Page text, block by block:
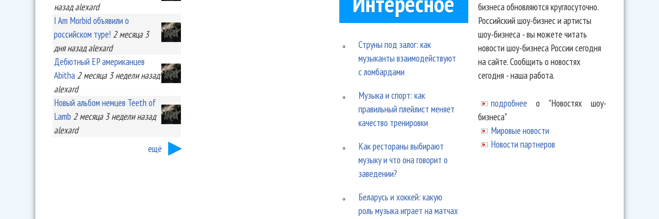
назад alexard
I Am Morbid объявили о
российском туре! 2 месяца 3
дняназад alexard
Дебютный EP американцев
Abitha 2 месяца 3 неделиназад
alexard
Новый альбом немцев Teeth of
Lamb 2 месяца 3 неделиназад
alexard
ещё
Струны под залог: как
музыканты взаимодействуют
с ломбардами
Музыка и спорт: как
правильный плейлист меняет
качество тренировки
Как рестораны выбирают
музыку и что она говорит о
заведении?
Беларусь и хоккей: какую
роль музыка играет на матчах
бизнеса обновляются круглосуточно.
Российский шоу-бизнес и артисты
шоу-бизнеса - вы можете читать
новости шоу-бизнеса России сегодня
на сайте. Сообщить о новостях
сегодня - наша работа.
подробнее о "Новостях шоу-
бизнеса"
Мировые новости
Новости партнеров